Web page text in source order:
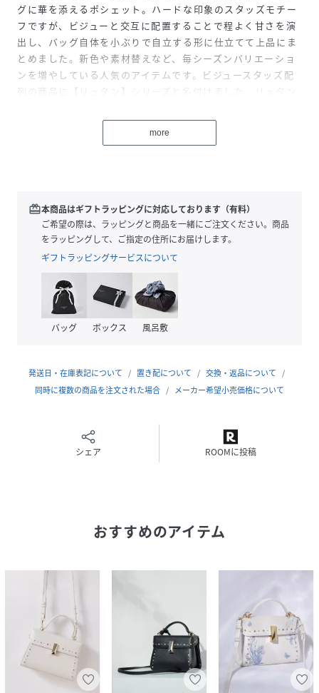
グに華を添えるポシェット。ハードな印象のスタッズモチー
フですが、ビジューと交互に配置することで程よく甘さを演
出し、バッグ自体を小ぶりで自立する形に仕立てて上品にま
とめました。新色や素材替えなど、毎シーズンバリエーショ
ンを増やしている人気のアイテムです。ビジュースタッズ配
列の商品に【リュタン】シリーズと名付けました。リュタン
精）】の意味。ビジューの煌めきは、まるで妖精がかける魔
法の粉のようにキラキラと輝き、スタッズのハードさは、妖
ーズ名です。
今季は2026年の干支である【ホース（馬）】プリントを施し
た特別なカラーもご用意しました。
品格のある佇まいのホースを小ぶりにプリントすることで、
スタイリングとも調和します。
【リュタン】ビジュースタッズフラグメントケース
（CWGG261543）のフラグメントケースにもホースプリント
※照明の関係により、実際よりも色味が違って見える場合が
あります。
商品の色味は、商品単品画像をご参照下さい。
レディース
ポリエステル95%,ポリウレタン5%/その他:ポリ
サイズ
品番
QY7126_CWGB269504
CWGB269504-L1-3U QY7126
more
redeem本商品はギフトラッピングに対応しております（有料）
ご希望の際は、ラッピングと商品を一緒にご注文ください。商品
をラッピングして、ご指定の住所にお届けします。
ギフトラッピングサービスについて
バッグ ボックス 風呂敷
発送日・在庫表記について 置き配について
交換・返品について
同時に複数の商品を注文された場合
メーカー希望小売価格について
シェア ROOMに投稿
おすすめのアイテム